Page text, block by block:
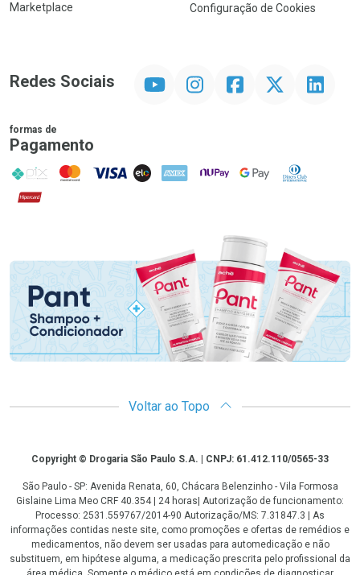
Marketplace
Configuração de Cookies
Redes Sociais InstagramFacebookTwitter Linkedin
formas de
Pagamento
PIX MasterCard
VISA ELO AMEX NuPay Google PayDiners Club
Hipercard
Promoção em Destaque
Voltar ao Topo
CopyrightCopyright © Drogaria São Paulo S.A. | CNPJ: 61.412.110/0565-33
São Paulo - SP: Avenida Renata, 60, Chácara Belenzinho - Vila Formosa
Gislaine Lima Meo CRF 40.354 | 24 horas| Autorização de funcionamento:
Processo: 2531.559767/2014-90 Autorização/MS: 7.31847.3 | As
informações contidas neste site, como promoções e ofertas de remédios e
medicamentos, não devem ser usadas para automedicação e não
substituem, em hipótese alguma, a medicação prescrita pelo profissional da